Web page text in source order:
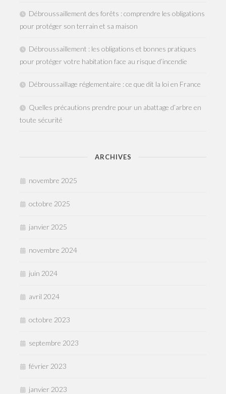
Débroussaillement des forêts : comprendre les obligations
pour protéger son terrain et sa maison
Débroussaillement : les obligations et bonnes pratiques
pour protéger votre habitation face au risque d’incendie
Débroussaillage réglementaire : ce que dit la loi en France
Quelles précautions prendre pour un abattage d’arbre en
toute sécurité
ARCHIVES
novembre 2025
octobre 2025
janvier 2025
novembre 2024
juin 2024
avril 2024
octobre 2023
septembre 2023
février 2023
janvier 2023